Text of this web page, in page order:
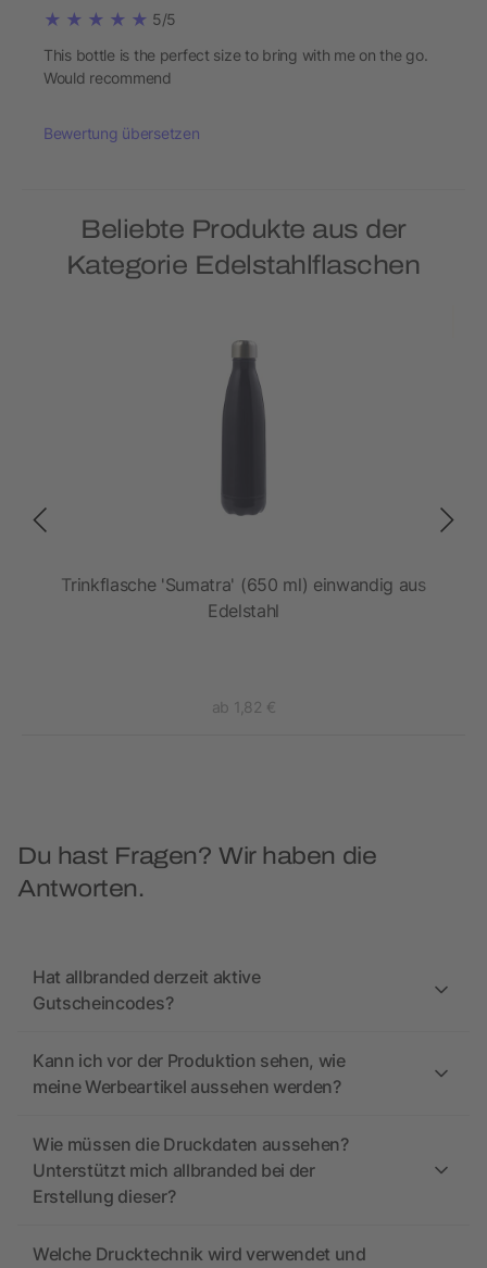
5/5
This bottle is the perfect size to bring with me on the go.
Would recommend
Bewertung übersetzen
Beliebte Produkte aus der
Kategorie Edelstahlflaschen
Trinkflasche 'Sumatra' (650 ml) einwandig aus
Edelstahl
ab 1,82 €
Du hast Fragen? Wir haben die
Antworten.
Hat allbranded derzeit aktive
Gutscheincodes?
Kann ich vor der Produktion sehen, wie
meine Werbeartikel aussehen werden?
Wie müssen die Druckdaten aussehen?
Unterstützt mich allbranded bei der
Erstellung dieser?
Welche Drucktechnik wird verwendet und